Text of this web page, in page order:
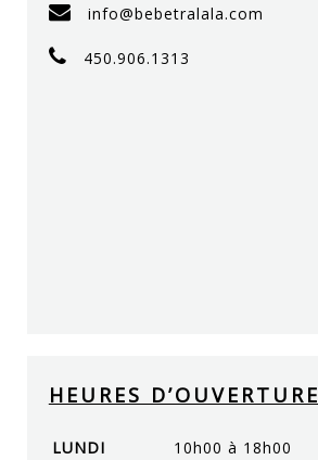
info@bebetralala.com
450.906.1313
HEURES D’OUVERTURE
LUNDI
10h00 à 18h00